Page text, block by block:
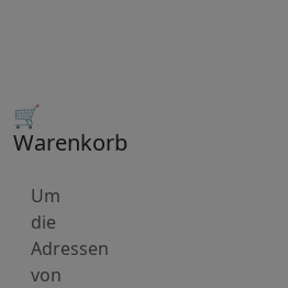
🛒
Warenkorb
Um
die
Adressen
von